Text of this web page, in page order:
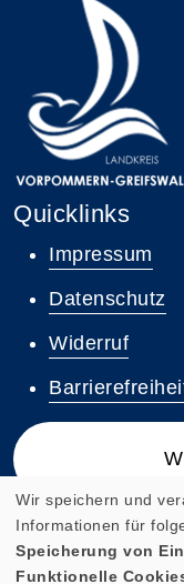
Quicklinks
Impressum
Datenschutz
Widerruf
Wir speichern und
Informationen für
Speicherung von
Funktionelle